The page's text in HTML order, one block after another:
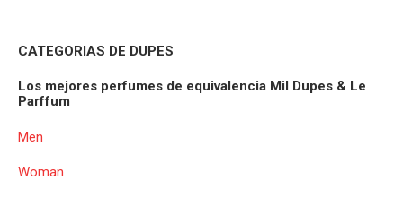
CATEGORIAS DE DUPES
Los mejores perfumes de equivalencia Mil Dupes & Le
Parffum
Men
Woman